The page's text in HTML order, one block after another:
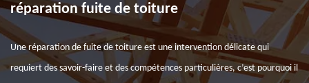
réparation fuite de toiture
Une réparation de fuite de toiture est une intervention délicate qui
requiert des savoir-faire et des compétences particulières, c’est pourquoi il